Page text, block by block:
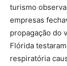
turismo
empresas
propagação do
Flórida
respiratória